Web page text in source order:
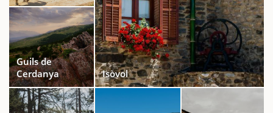
Guils de
Cerdanya
Isòvol